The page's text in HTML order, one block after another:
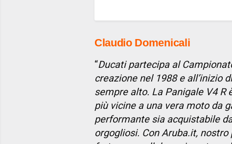
Claudio Domenicali
“Ducati partecipa al
creazione nel 1988 e all’inizio
sempre alto. La Panigale V4
più vicine a una vera moto da
performante sia acquistabile
orgogliosi. Con Aruba.it, nostro